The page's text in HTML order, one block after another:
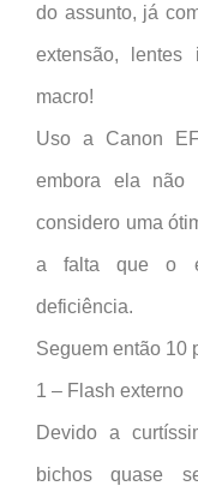
do assunto, já
extensão,
macro!
Uso a Canon
embora ela não
considero uma
a falta que o
deficiência.
Seguem então 10
1 – Flash externo
Devido a
bichos quase